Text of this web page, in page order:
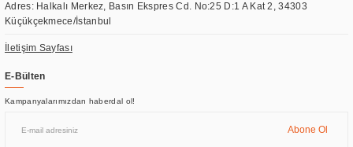
Adres: Halkalı Merkez, Basın Ekspres Cd. No:25 D:1 A Kat 2, 34303
Küçükçekmece/İstanbul
İletişim Sayfası
E-Bülten
Kampanyalarımızdan haberdal ol!
Abone Ol